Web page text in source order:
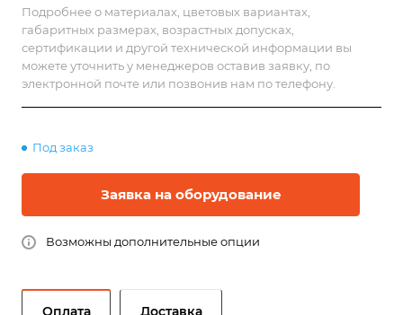
Подробнее о материалах, цветовых вариантах,
габаритных размерах, возрастных допусках,
сертификации и другой технической информации вы
можете уточнить у менеджеров оставив заявку, по
электронной почте или позвонив нам по телефону.
Под заказ
Заявка на оборудование
Возможны дополнительные опции
Оплата Доставка